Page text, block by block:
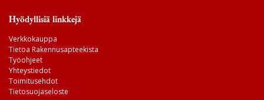
Hyödyllisiä linkkejä
Verkkokauppa
Tietoa Rakennusapteekista
Työohjeet
Yhteystiedot
Toimitusehdot
Tietosuojaseloste